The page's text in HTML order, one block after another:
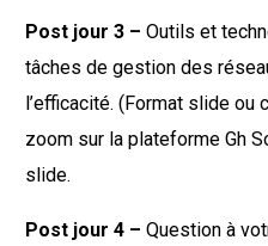
Post jour 3 –Outils et
tâches de gestion des
l’efficacité. (Format slide ou
zoom sur la plateforme Gh
slide.
Post jour 4 – Question à